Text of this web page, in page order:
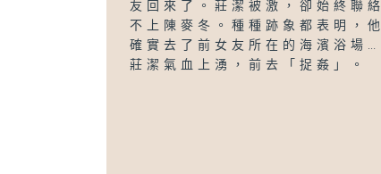
友回來了。莊潔被激，卻始終聯絡
不上陳麥冬。種種跡象都表明，他
確實去了前女友所在的海濱浴場…
莊潔氣血上湧，前去「捉姦」。